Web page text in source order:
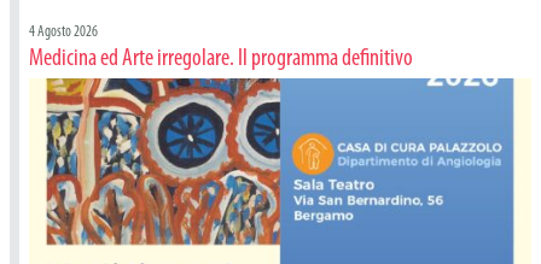
4 Agosto 2026
Medicina ed Arte irregolare. Il programma definitivo